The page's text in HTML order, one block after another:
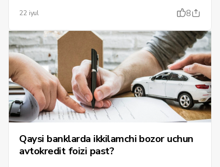
22 iyul 8
Qaysi banklarda ikkilamchi bozor uchun
avtokredit foizi past?